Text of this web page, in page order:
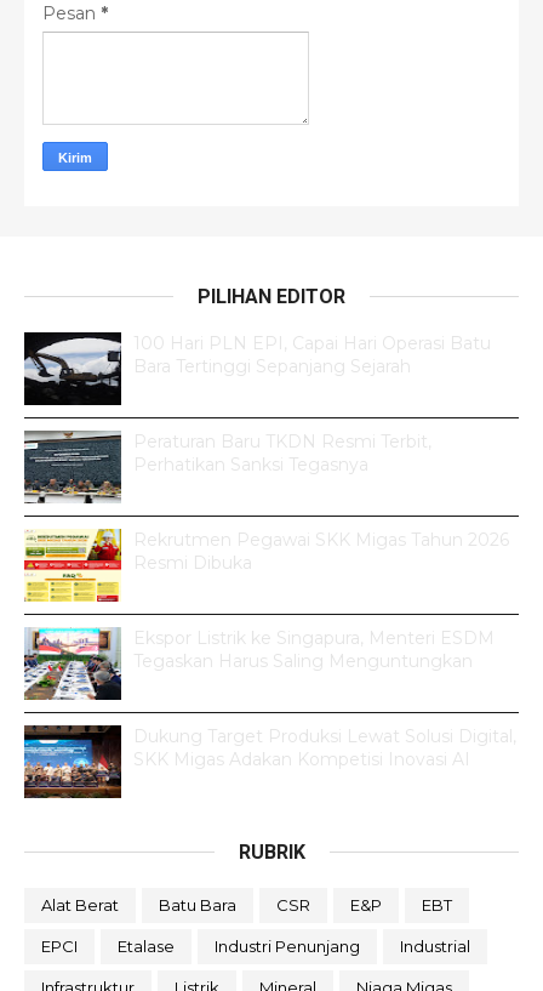
Pesan *
PILIHAN EDITOR
100 Hari PLN EPI, Capai Hari Operasi Batu
Bara Tertinggi Sepanjang Sejarah
Peraturan Baru TKDN Resmi Terbit,
Perhatikan Sanksi Tegasnya
Rekrutmen Pegawai SKK Migas Tahun 2026
Resmi Dibuka
Ekspor Listrik ke Singapura, Menteri ESDM
Tegaskan Harus Saling Menguntungkan
Dukung Target Produksi Lewat Solusi Digital,
SKK Migas Adakan Kompetisi Inovasi AI
RUBRIK
Alat Berat Batu Bara CSR E&P EBT
EPCI Etalase Industri Penunjang Industrial
Infrastruktur Listrik Mineral Niaga Migas